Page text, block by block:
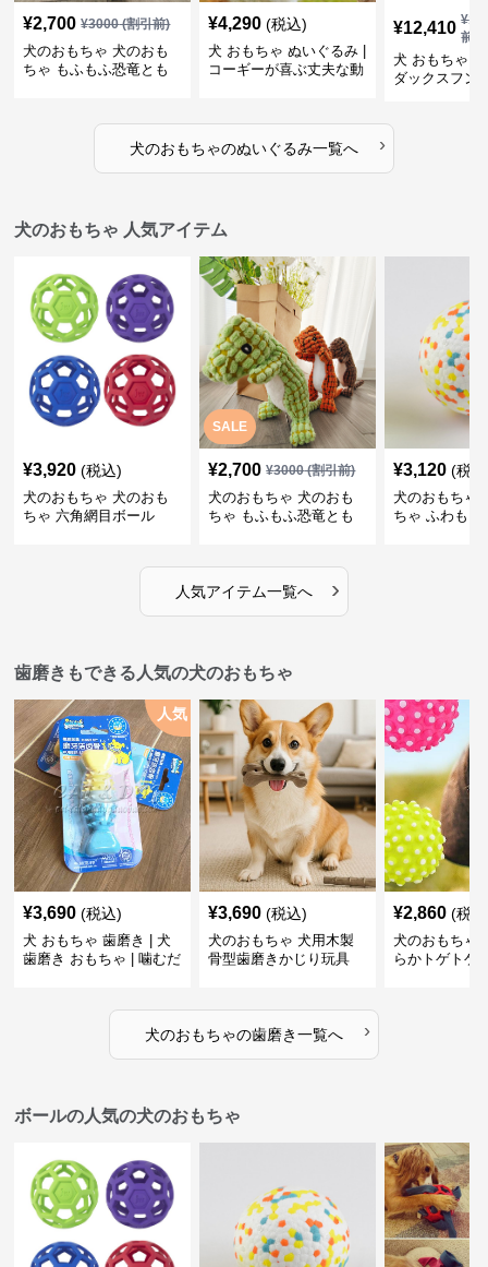
¥2,700 ¥3000(割引前)
犬のおもちゃ 犬のおも
ちゃ もふもふ恐竜とも
¥4,290 (税込)
犬 おもちゃ ぬいぐるみ |
コーギーが喜ぶ丈夫な動
¥12,410 ¥
前)
犬 おもちゃ
ダックスフン
犬のおもちゃのぬいぐるみ一覧へ ›
犬のおもちゃ 人気アイテム
¥3,920 (税込)
犬のおもちゃ 犬のおも
ちゃ 六角網目ボール
SALE
¥2,700 ¥3000(割引前)
犬のおもちゃ 犬のおも
ちゃ もふもふ恐竜とも
¥3,120 (税
犬のおもちゃ
ちゃ ふわもこ
人気アイテム一覧へ ›
歯磨きもできる人気の犬のおもちゃ
人気
¥3,690 (税込)
犬 おもちゃ 歯磨き | 犬
歯磨き おもちゃ | 噛むだ
¥3,690 (税込)
犬のおもちゃ 犬用木製
骨型歯磨きかじり玩具
¥2,860 (税
犬のおもちゃ
らかトゲトゲ
犬のおもちゃの歯磨き一覧へ ›
ボールの人気の犬のおもちゃ